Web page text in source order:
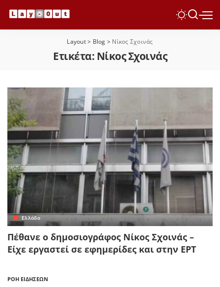
Layout> Blog > Νίκος Σχοινάς
Ετικέτα: Νίκος Σχοινάς
Ελλάδα
Πέθανε ο δημοσιογράφος Νίκος Σχοινάς –
Είχε εργαστεί σε εφημερίδες και στην ΕΡΤ
ΡΟΗ ΕΙΔΗΣΕΩΝ